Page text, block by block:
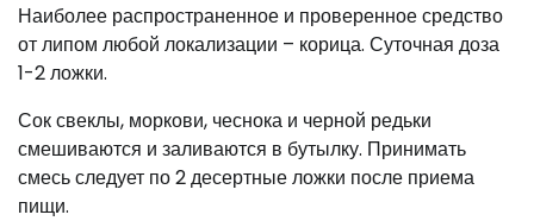
Наиболее распространенное и проверенное средство
от липом любой локализации – корица. Суточная доза
1-2 ложки.
Сок свеклы, моркови, чеснока и черной редьки
смешиваются и заливаются в бутылку. Принимать
смесь следует по 2 десертные ложки после приема
пищи.